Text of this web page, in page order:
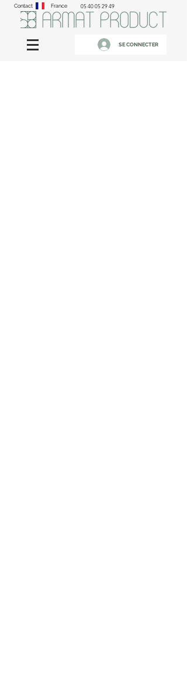
Contact France 05 40 05 29 49
SE CONNECTER